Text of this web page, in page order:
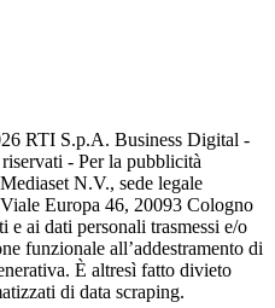
RTI S.p.A. Business Digital -
- Per la pubblicità
N.V., sede legale
Europa 46, 20093 Cologno
e ai dati personali trasmessi e/o
funzionale all’addestramento di
È altresì fatto divieto
di data scraping.